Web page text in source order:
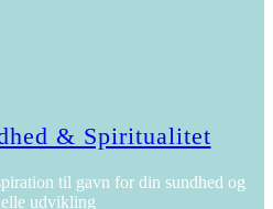
& Spiritualitet
til gavn for din sundhed og
udvikling